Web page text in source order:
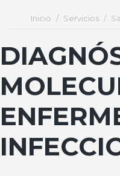
Inicio Servicios